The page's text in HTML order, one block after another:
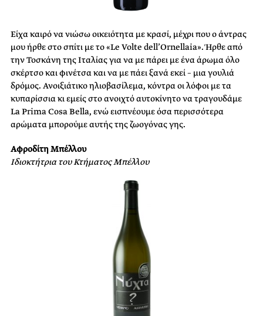
Είχα καιρό να νιώσω οικειότητα με κρασί, μέχρι που ο άντρας
μου ήρθε στο σπίτι με το «Le Volte dell’Ornellaia». Ήρθε από
την Τοσκάνη της Ιταλίας για να με πάρει με ένα άρωμα όλο
σκέρτσο και φινέτσα και να με πάει ξανά εκεί – μια γουλιά
δρόμος. Ανοιξιάτικο ηλιοβασίλεμα, κόντρα οι λόφοι με τα
κυπαρίσσια κι εμείς στο ανοιχτό αυτοκίνητο να τραγουδάμε
La Prima Cosa Bella, ενώ εισπνέουμε όσα περισσότερα
αρώματα μπορούμε αυτής της ζωογόνας γης.
Αφροδίτη Μπέλλου
Ιδιοκτήτρια του Κτήματος Μπέλλου